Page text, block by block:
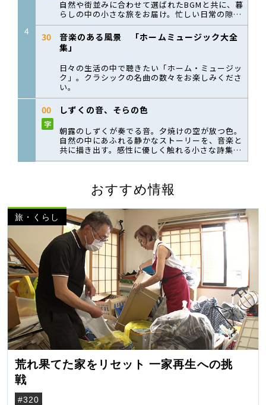
おすすめ情報
旅・くらし
荒れ果てた家をリセット 一家再生への挑
戦
#320